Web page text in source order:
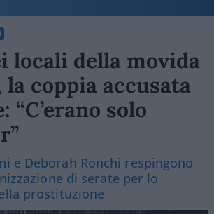
locali della movida
la coppia accusata
“C’erano solo
e Deborah Ronchi respingono
di serate per lo
prostituzione